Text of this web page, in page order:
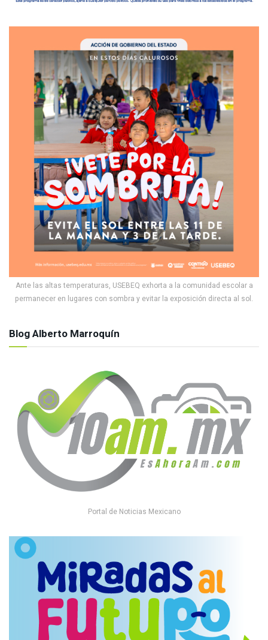
Ante las altas temperaturas, USEBEQ exhorta a la comunidad escolar a
permanecer en lugares con sombra y evitar la exposición directa al sol.
Blog Alberto Marroquín
Portal de Noticias Mexicano